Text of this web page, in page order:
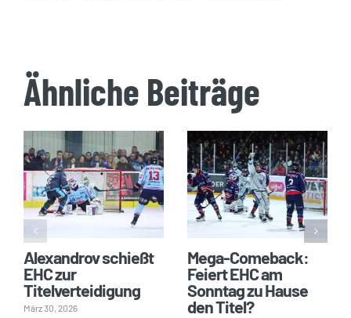
Ähnliche Beiträge
Alexandrov schießt
EHC zur
Titelverteidigung
März 30, 2026
Mega-Comeback:
Feiert EHC am
Sonntag zu Hause
den Titel?